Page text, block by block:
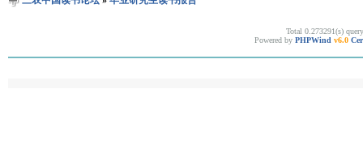
Total 0.273291(s)
Powered by PHPWind v6.0